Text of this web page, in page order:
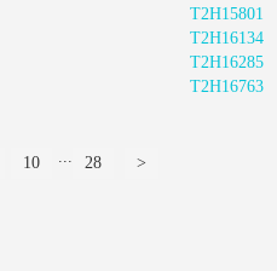
T2H15801
T2H16134
T2H16285
T2H16763
10 ... 28 >